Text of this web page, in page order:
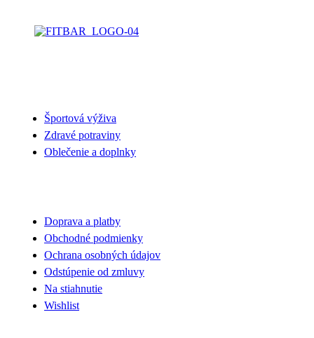
Športová výživa
Zdravé potraviny
Oblečenie a doplnky
Doprava a platby
Obchodné podmienky
Ochrana osobných údajov
Odstúpenie od zmluvy
Na stiahnutie
Wishlist